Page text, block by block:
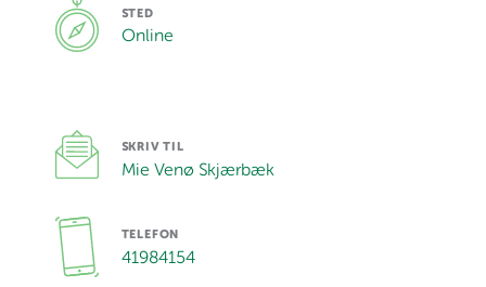
STED
Online
SKRIV TIL
Mie Venø Skjærbæk
TELEFON
41984154